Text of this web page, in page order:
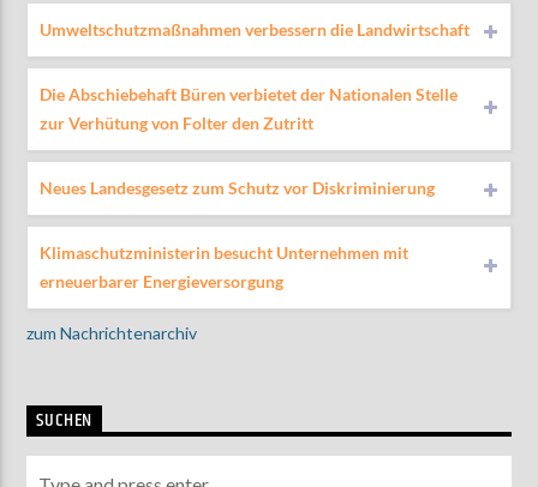
Umweltschutzmaßnahmen verbessern die Landwirtschaft
Die Abschiebehaft Büren verbietet der Nationalen Stelle
zur Verhütung von Folter den Zutritt
Neues Landesgesetz zum Schutz vor Diskriminierung
Klimaschutzministerin besucht Unternehmen mit
erneuerbarer Energieversorgung
zum Nachrichtenarchiv
SUCHEN